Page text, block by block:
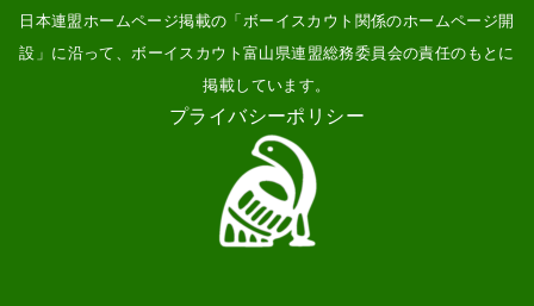
日本連盟ホームページ掲載の「ボーイスカウト関係のホームページ開
設 」に沿って、ボーイスカウト富山県連盟総務委員会の責任のもとに
掲載しています。
プライバシーポリシー